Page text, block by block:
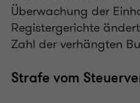
Überwachung der
Registergerichte
Zahl der verhängten
Strafe vom